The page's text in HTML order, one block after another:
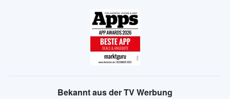
Bekannt aus der TV Werbung